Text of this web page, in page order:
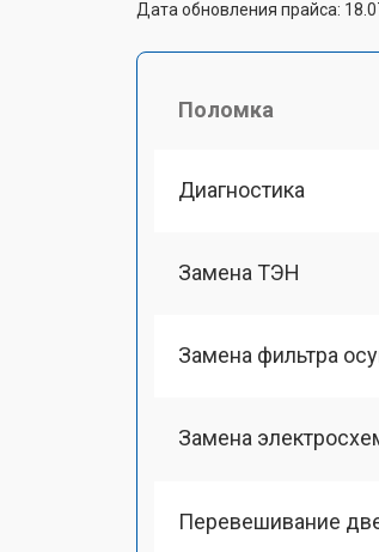
Дата обновления прайса:
Поломка
Диагностика
Замена ТЭН
Замена фильтра
Замена
Перевешивание